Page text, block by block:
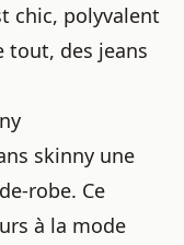
chic, polyvalent
tout, des jeans
skinny une
robe. Ce
à la mode